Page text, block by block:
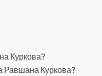
Куркова?
Равшана Куркова?